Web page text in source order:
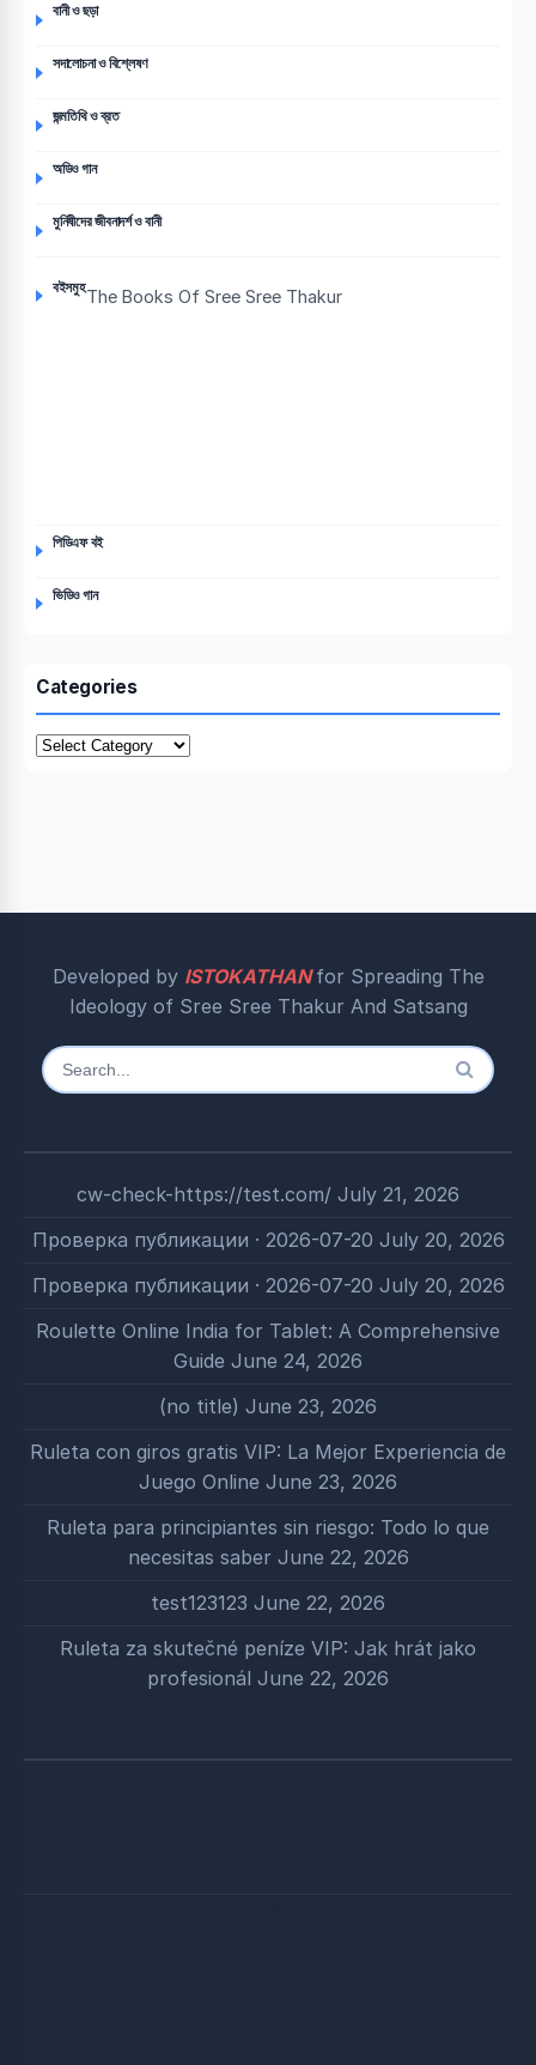
বানী ও ছড়া
সদালোচনা ও বিশ্লেষণ
জন্মতিথি ও ব্রত
অডিও গান
মুনিষীদের জীবনাদর্শ ও বানী
বইসমুহThe Books Of Sree Sree Thakur
পিডিএফ বই
ভিডিও গান
Categories
Categories
Developed by ISTOKATHAN for Spreading The
Ideology of Sree Sree Thakur And Satsang
Search
cw-check-https://test.com/ July 21, 2026
Проверка публикации · 2026-07-20 July 20, 2026
Проверка публикации · 2026-07-20 July 20, 2026
Roulette Online India for Tablet: A Comprehensive
Guide June 24, 2026
(no title) June 23, 2026
Ruleta con giros gratis VIP: La Mejor Experiencia de
Juego Online June 23, 2026
Ruleta para principiantes sin riesgo: Todo lo que
necesitas saber June 22, 2026
test123123 June 22, 2026
Ruleta za skutečné peníze VIP: Jak hrát jako
profesionál June 22, 2026